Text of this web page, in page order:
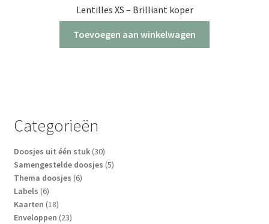
Lentilles XS – Brilliant koper
Toevoegen aan winkelwagen
Categorieën
Doosjes uit één stuk 3030
producten
Samengestelde doosjes 55
Thema doosjes 66
Labels 66
producten
Kaarten 1818
producten
Enveloppen 2323